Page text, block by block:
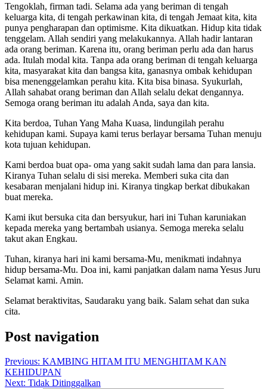
Tengoklah, firman tadi. Selama ada yang beriman di tengah
keluarga kita, di tengah perkawinan kita, di tengah Jemaat kita, kita
punya pengharapan dan optimisme. Kita dikuatkan. Hidup kita tidak
tenggelam. Allah sendiri yang melakukannya. Allah hadir lantaran
ada orang beriman. Karena itu, orang beriman perlu ada dan harus
ada. Itulah modal kita. Tanpa ada orang beriman di tengah keluarga
kita, masyarakat kita dan bangsa kita, ganasnya ombak kehidupan
bisa menenggelamkan perahu kita. Kita bisa binasa. Syukurlah,
Allah sahabat orang beriman dan Allah selalu dekat dengannya.
Semoga orang beriman itu adalah Anda, saya dan kita.
Kita berdoa, Tuhan Yang Maha Kuasa, lindungilah perahu
kehidupan kami. Supaya kami terus berlayar bersama Tuhan menuju
kota tujuan kehidupan.
Kami berdoa buat opa- oma yang sakit sudah lama dan para lansia.
Kiranya Tuhan selalu di sisi mereka. Memberi suka cita dan
kesabaran menjalani hidup ini. Kiranya tingkap berkat dibukakan
buat mereka.
Kami ikut bersuka cita dan bersyukur, hari ini Tuhan karuniakan
kepada mereka yang bertambah usianya. Semoga mereka selalu
takut akan Engkau.
Tuhan, kiranya hari ini kami bersama-Mu, menikmati indahnya
hidup bersama-Mu. Doa ini, kami panjatkan dalam nama Yesus Juru
Selamat kami. Amin.
Selamat beraktivitas, Saudaraku yang baik. Salam sehat dan suka
cita.
Post navigation
Previous: KAMBING HITAM ITU MENGHITAM KAN
KEHIDUPAN
Next: Tidak Ditinggalkan